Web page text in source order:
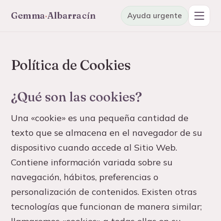
Gemma·Albarracín Ayuda urgente
Online, a tu ritmo, desde cualquier país
Artículos y guías
Para entender lo que estás viviendo
Chat de apoyo
Pregunta con calma, es gratuito
Test gratuito
Política de Cookies
¿Qué son las cookies?
Una «cookie» es una pequeña cantidad de
texto que se almacena en el navegador de su
dispositivo cuando accede al Sitio Web.
Contiene información variada sobre su
navegación, hábitos, preferencias o
personalización de contenidos. Existen otras
tecnologías que funcionan de manera similar;